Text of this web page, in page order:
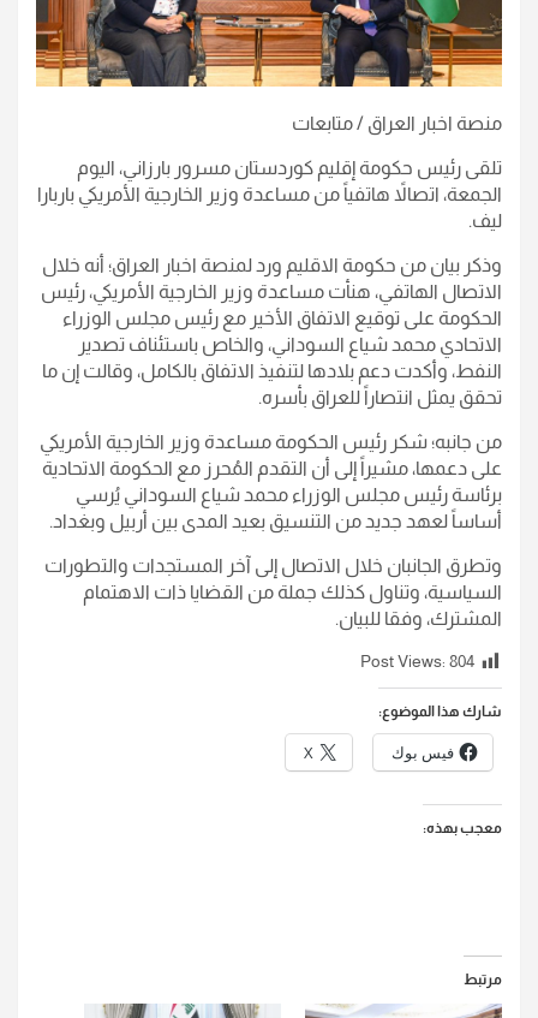
منصة اخبار العراق / متابعات
تلقى رئيس حکومة إقليم كوردستان مسرور بارزاني، اليوم
الجمعة، اتصالاً هاتفياً من مساعدة وزير الخارجية الأمريكي باربارا
ليف.
وذكر بيان من حكومة الاقليم ورد لمنصة اخبار العراق؛ أنه خلال
الاتصال الهاتفي، هنأت مساعدة وزير الخارجية الأمريكي، رئيس
الحكومة على توقيع الاتفاق الأخير مع رئيس مجلس الوزراء
الاتحادي محمد شياع السوداني، والخاص باستئناف تصدير
النفط، وأكدت دعم بلادها لتنفيذ الاتفاق بالكامل، وقالت إن ما
تحقق يمثل انتصاراً للعراق بأسره.
من جانبه؛ شكر رئيس الحكومة مساعدة وزير الخارجية الأمريكي
على دعمها، مشيراً إلى أن التقدم المُحرز مع الحكومة الاتحادية
برئاسة رئيس مجلس الوزراء محمد شياع السوداني يُرسي
أساساً لعهد جديد من التنسيق بعيد المدى بين أربيل وبغداد.
وتطرق الجانبان خلال الاتصال إلى آخر المستجدات والتطورات
السياسية، وتناول كذلك جملة من القضايا ذات الاهتمام
المشترك، وفقا للبيان.
Post Views: 804
شارك هذا الموضوع:
فيس بوك X
معجب بهذه:
مرتبط